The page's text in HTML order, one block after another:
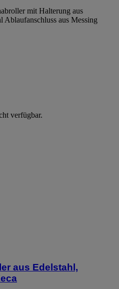
mit Halterung aus
Ablaufanschluss aus Messing
verfügbar.
aus Edelstahl,